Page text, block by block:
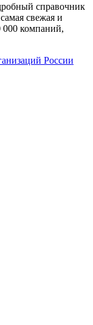
справочник
свежая и
000 компаний,
России